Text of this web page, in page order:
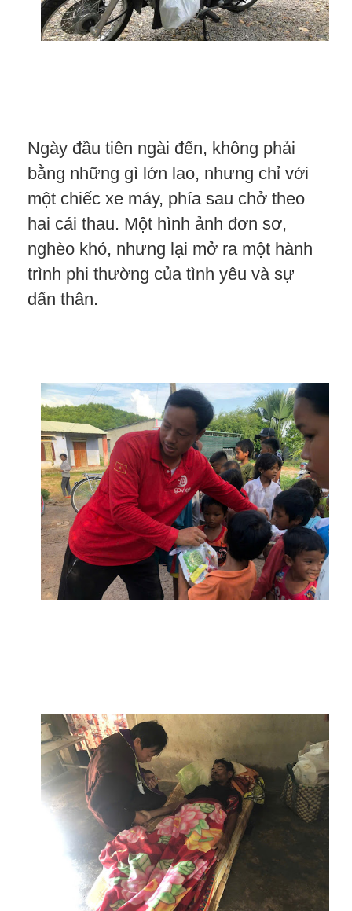
Ngày đầu tiên ngài đến, không phải
bằng những gì lớn lao, nhưng chỉ với
một chiếc xe máy, phía sau chở theo
hai cái thau. Một hình ảnh đơn sơ,
nghèo khó, nhưng lại mở ra một hành
trình phi thường của tình yêu và sự
dấn thân.